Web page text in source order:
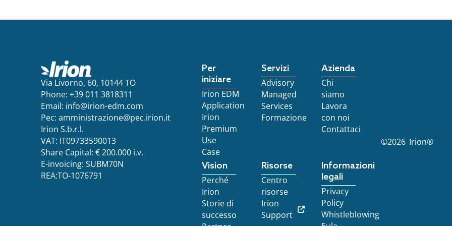
Via Livorno, 60, 10144 TO
Phone: +39 011 3818311
Email: info@irion-edm.com
Pec: amministrazione@pec.irion.it
Irion S.b.r.l.
VAT: IT09733590013
Share Capital: € 200.000 i.v.
E-invoicing: SUBM70N
REA:TO-1076791
Per
iniziare
Irion EDM
Application
Irion
Premium
Use
Case
Servizi
Advisory
Managed
Services
Formazione
Azienda
Chi
siamo
Lavora
con noi
Contattaci
Vision
Perché
Irion
Storie di
successo
Risorse
Centro
risorse
Irion
Support
Informazioni
legali
Privacy
Policy
Whistleblowing
©2026 Irion®